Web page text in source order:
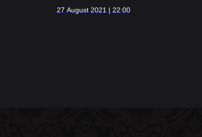
27 August 2021 | 22:00